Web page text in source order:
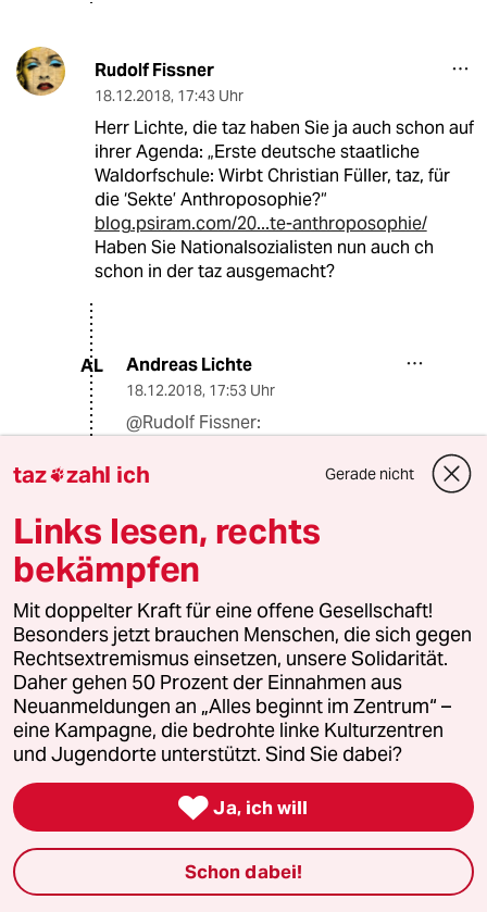
Rudolf Fissner
18.12.2018, 17:43 Uhr
Herr Lichte, die taz haben Sie ja auch schon auf
ihrer Agenda: „Erste deutsche staatliche
Waldorfschule: Wirbt Christian Füller, taz, für
die ‘Sekte’ Anthroposophie?“
blog.psiram.com/20...te-anthroposophie/
Haben Sie Nationalsozialisten nun auch ch
schon in der taz ausgemacht?
AL Andreas Lichte
18.12.2018, 17:53 Uhr
@Rudolf Fissner:
nur, weil sie eine online-Diskussion,
Printausgabe zusammengefasst hat,
siehe:
"WOCHENSCHNACK
Steiners autoritäres Erbe
Sind Rechte an Waldorfschulen ein
Betriebsunfall oder ein
anthroposophisches
Strukturproblem?"
www.taz.de/!5494451/
Rudolf Fissner
18.12.2018 18:25 Uhr
@Andreas Lichte:
Wie gehts eigentlich ihrem Spezi
Michael Grandt?
taz zahl ich Gerade nicht
Links lesen, rechts
bekämpfen
Mit doppelter Kraft für eine offene Gesellschaft!
Besonders jetzt brauchen Menschen, die sich gegen
Rechtsextremismus einsetzen, unsere Solidarität.
Daher gehen 50 Prozent der Einnahmen aus
Neuanmeldungen an „Alles beginnt im Zentrum“ –
eine Kampagne, die bedrohte linke Kulturzentren
und Jugendorte unterstützt. Sind Sie dabei?
 Ja, ich will
Schon dabei!